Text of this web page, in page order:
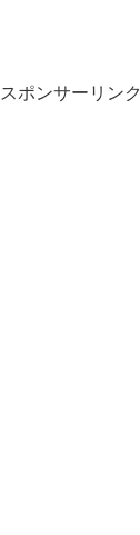
スポンサーリンク